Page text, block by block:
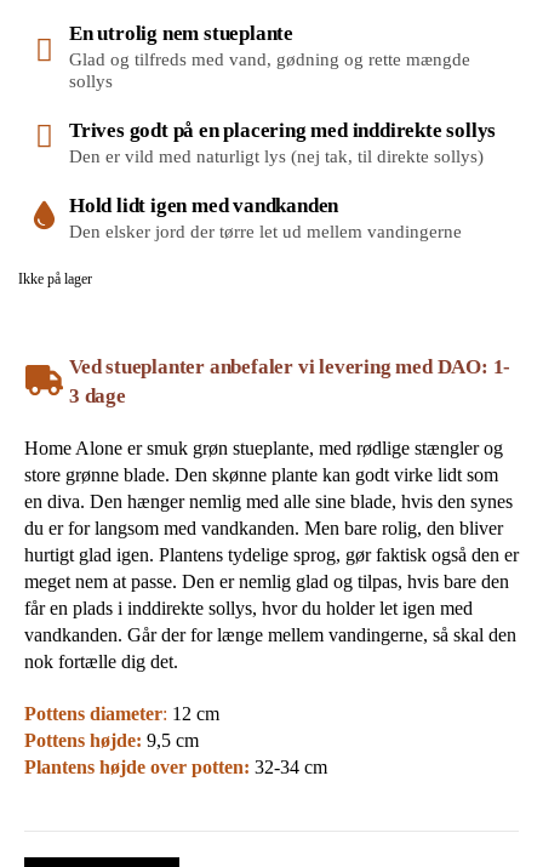
En utrolig nem stueplante
Glad og tilfreds med vand, gødning og rette mængde
sollys
Trives godt på en placering med inddirekte sollys
Den er vild med naturligt lys (nej tak, til direkte sollys)
Hold lidt igen med vandkanden
Den elsker jord der tørre let ud mellem vandingerne
Ikke på lager
Ved stueplanter anbefaler vi levering med DAO: 1-
3 dage
Home Alone er smuk grøn stueplante, med rødlige stængler og
store grønne blade. Den skønne plante kan godt virke lidt som
en diva. Den hænger nemlig med alle sine blade, hvis den synes
du er for langsom med vandkanden. Men bare rolig, den bliver
hurtigt glad igen. Plantens tydelige sprog, gør faktisk også den er
meget nem at passe. Den er nemlig glad og tilpas, hvis bare den
får en plads i inddirekte sollys, hvor du holder let igen med
vandkanden. Går der for længe mellem vandingerne, så skal den
nok fortælle dig det.
Pottens diameter: 12 cm
Pottens højde: 9,5 cm
Plantens højde over potten: 32-34 cm